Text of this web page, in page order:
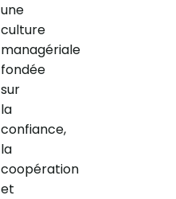
une
culture
managériale
fondée
sur
la
confiance,
la
coopération
et